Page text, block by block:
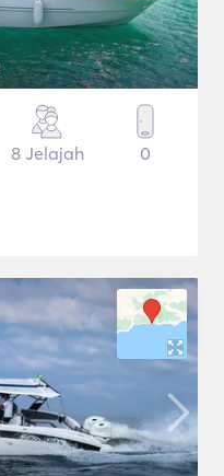
8 Jelajah 0